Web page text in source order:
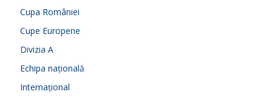
Cupa României
Cupe Europene
Divizia A
Echipa națională
Internațional